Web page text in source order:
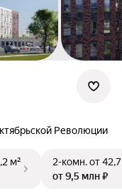
Революции
м²
2-комн.от
от 9,5 млн ₽